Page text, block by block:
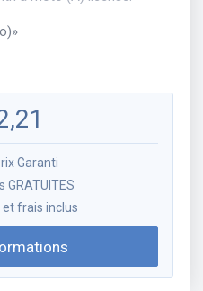
»
Garanti
GRATUITES
frais inclus